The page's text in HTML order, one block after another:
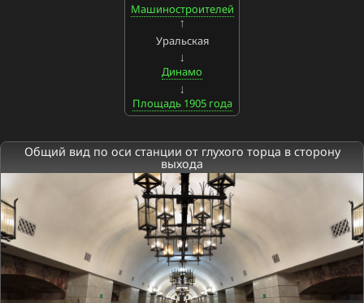
Машиностроителей
Уральская
Динамо
Площадь 1905 года
Общий вид по оси станции от глухого торца в сторону
выхода